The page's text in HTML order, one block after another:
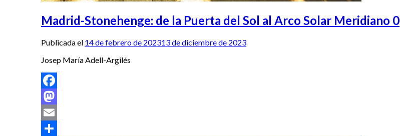
Madrid-Stonehenge: de la Puerta del Sol al Arco Solar Meridiano 0
Publicada el 14 de febrero de 202313 de diciembre de 2023
Josep María Adell-Argilés
Facebook
Mastodon
Email